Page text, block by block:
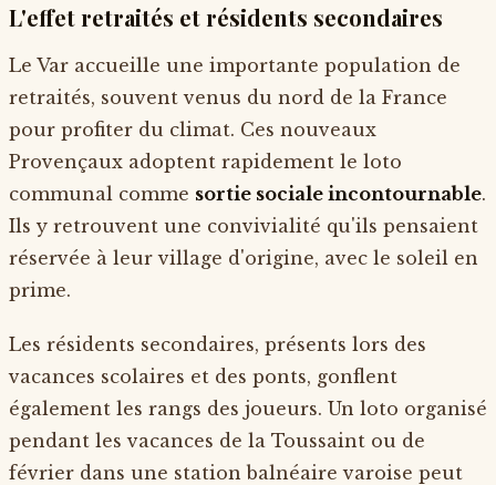
L'effet retraités et résidents secondaires
Le Var accueille une importante population de
retraités, souvent venus du nord de la France
pour profiter du climat. Ces nouveaux
Provençaux adoptent rapidement le loto
communal comme sortie sociale incontournable.
Ils y retrouvent une convivialité qu'ils pensaient
réservée à leur village d'origine, avec le soleil en
prime.
Les résidents secondaires, présents lors des
vacances scolaires et des ponts, gonflent
également les rangs des joueurs. Un loto organisé
pendant les vacances de la Toussaint ou de
février dans une station balnéaire varoise peut